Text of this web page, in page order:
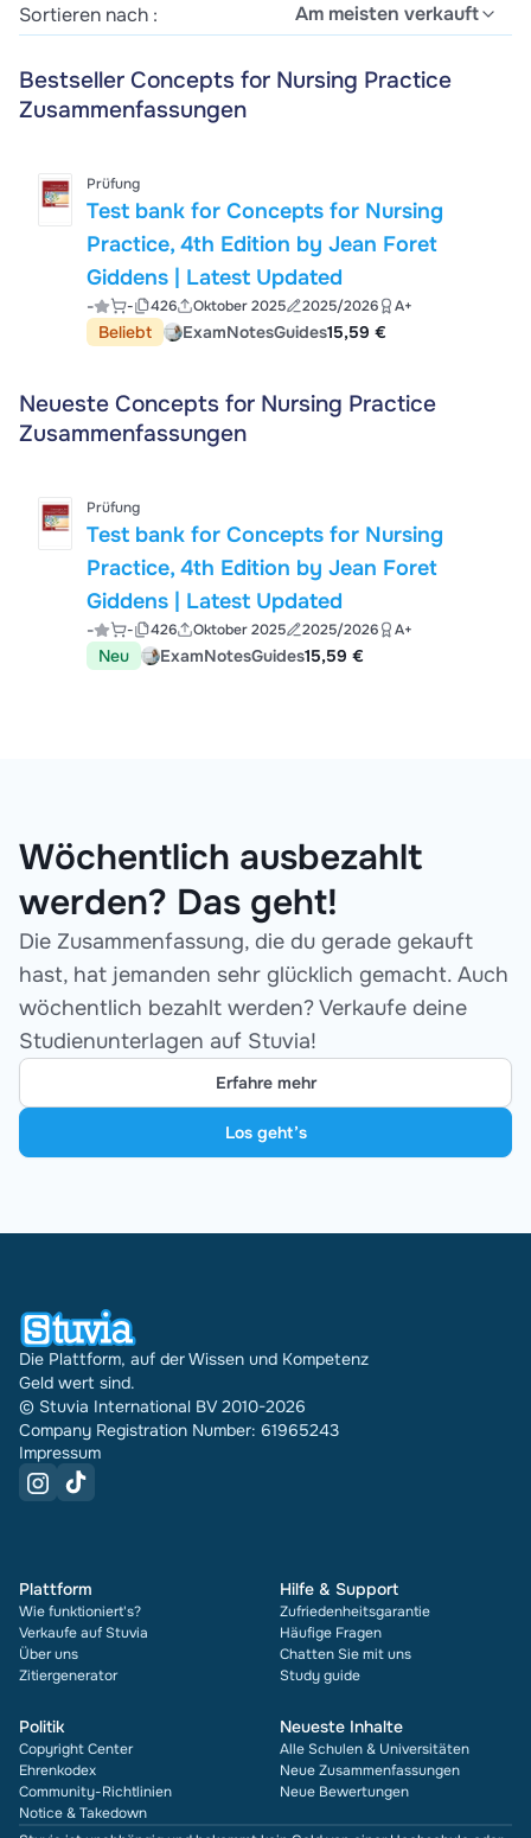
Sortieren nach :
Am meisten verkauft
Bestseller Concepts for Nursing Practice
Zusammenfassungen
Prüfung
Test bank for Concepts for Nursing
Practice, 4th Edition by Jean Foret
Giddens | Latest Updated
- - 426 Oktober 2025 2025/2026 A+
Beliebt ExamNotesGuides15,59 €
Neueste Concepts for Nursing Practice
Zusammenfassungen
Prüfung
Test bank for Concepts for Nursing
Practice, 4th Edition by Jean Foret
Giddens | Latest Updated
- - 426 Oktober 2025 2025/2026 A+
Neu ExamNotesGuides15,59 €
Wöchentlich ausbezahlt
werden? Das geht!
Die Zusammenfassung, die du gerade gekauft
hast, hat jemanden sehr glücklich gemacht. Auch
wöchentlich bezahlt werden? Verkaufe deine
Studienunterlagen auf Stuvia!
Erfahre mehr
Los geht’s
Die Plattform, auf der Wissen und Kompetenz
Geld wert sind.
© Stuvia International BV 2010-2026
Company Registration Number: 61965243
Impressum
Plattform
Wie funktioniert's?
Verkaufe auf Stuvia
Über uns
Zitiergenerator
Hilfe & Support
Zufriedenheitsgarantie
Häufige Fragen
Chatten Sie mit uns
Study guide
Politik
Copyright Center
Ehrenkodex
Community-Richtlinien
Notice & Takedown
Neueste Inhalte
Alle Schulen & Universitäten
Neue Zusammenfassungen
Neue Bewertungen